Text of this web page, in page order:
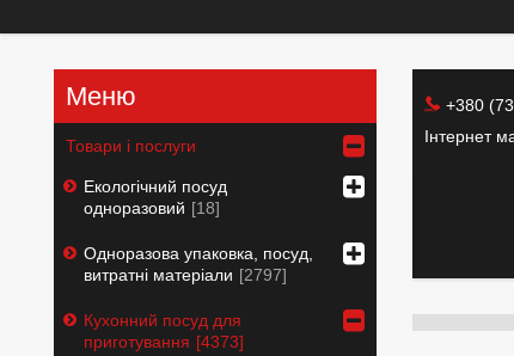
+380
Інтернет
Товари і послуги
Екологічний посуд
одноразовий
18
Одноразова упаковка, посуд,
витратні матеріали
2797
Кухонний посуд для
приготування
4373